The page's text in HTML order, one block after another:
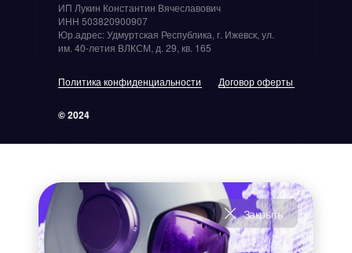
ИП Лукин Константин Вячеславович
ИНН 503820900907
Юр.адрес: Удмуртская Республика, г. Ижевск, ул.
им. 40-летия ВЛКСМ, д. 29, кв. 165
© 2024
Договор оферты
Политика конфиденциальности
Закрыть